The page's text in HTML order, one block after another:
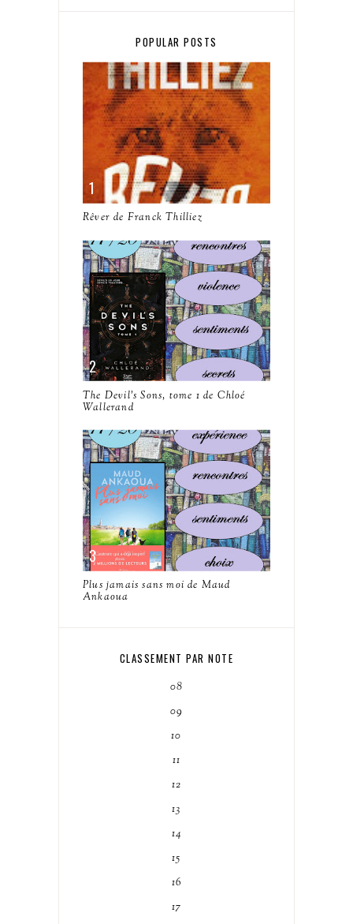
POPULAR POSTS
Rêver de Franck Thilliez
The Devil's Sons, tome 1 de Chloé
Wallerand
Plus jamais sans moi de Maud
Ankaoua
CLASSEMENT PAR NOTE
08
09
10
11
12
13
14
15
16
17